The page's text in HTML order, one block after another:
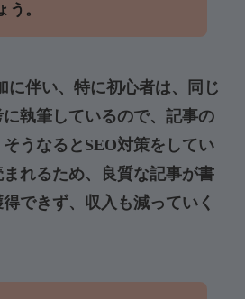
う。
に伴い、特に初心者は、同じ
執筆しているので、記事の
うなるとSEO対策をしてい
れるため、良質な記事が書
できず、収入も減っていく